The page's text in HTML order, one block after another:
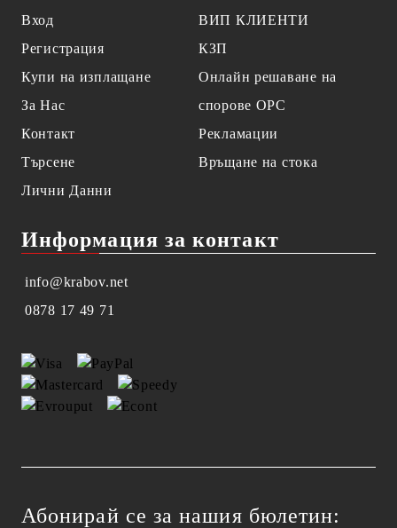
Вход
Регистрация
Купи на изплащане
За Нас
Контакт
Търсене
Лични Данни
ВИП КЛИЕНТИ
КЗП
Онлайн решаване на
спорове OPC
Рекламации
Връщане на стока
Информация за контакт
info@krabov.net
0878 17 49 71
Абонирай се за нашия бюлетин: